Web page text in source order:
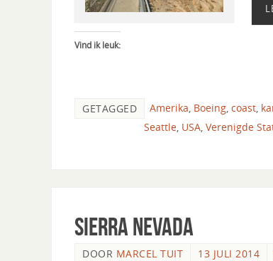
Vind ik leuk:
GETAGGED Amerika, Boeing, coast,
Seattle, USA, Verenigde
Sierra Nevada
DOOR MARCEL TUIT 13 JULI 2014